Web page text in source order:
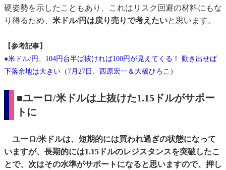
硬姿勢を示したこともあり、これはリスク回避の材料にもな
り得るため、 米ドル/円は戻り売りで考えたいと思います。
【参考記事】
●米ドル/円、104円台半ば抜ければ100円が見えてくる！ 動き出せば
下落余地は大きい（7月27日、西原宏一＆大橋ひろこ）
■ユーロ/米ドルは上抜けた1.15ドルがサポー
トに
ユーロ/米ドルは、短期的には買われ過ぎの状態になって
いますが、長期的には1.15ドルのレジスタンスを突破したこ
とで、次はその水準がサポートになると思いますので、押し